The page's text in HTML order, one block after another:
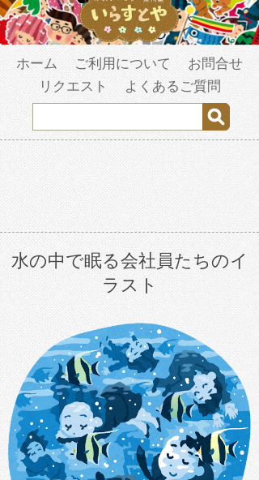
ホーム ご利用について
お問合せ
リクエスト
よくあるご質問
水の中で眠る会社員たちのイ
ラスト